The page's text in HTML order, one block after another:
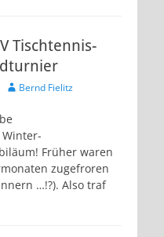
Tischtennis-
AutorBernd Fielitz
Früher waren
zugefroren
…!?). Also traf